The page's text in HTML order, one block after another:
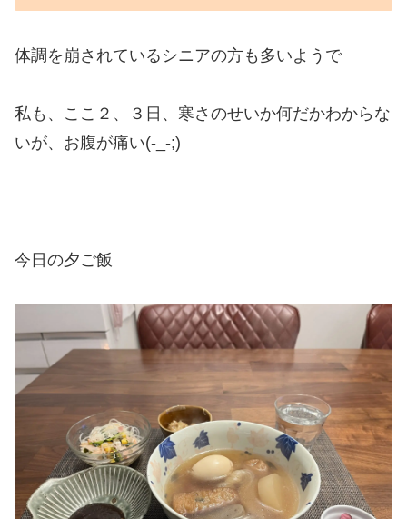
体調を崩されているシニアの方も多いようで
私も、ここ２、３日、寒さのせいか何だかわからな
いが、お腹が痛い(-_-;)
今日の夕ご飯